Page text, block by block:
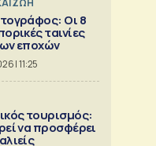
ΖΩΗ
Οι 8
ταινίες
εποχών
| 11:25
τουρισμός:
να προσφέρει